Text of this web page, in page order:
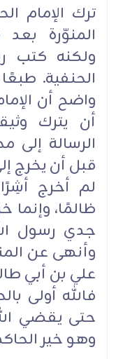
ترك الإمام
المنوّرة
ولكنه كتب
الحنفية.
واضح أن
أن يترك
الرسالة إلى
قبل أن يخرج
لم أخرج
ظالمًا،
جدي رسول
وأنهى عن
علي بن أبي
فالله أولى
حتى يقضي
وهو خير